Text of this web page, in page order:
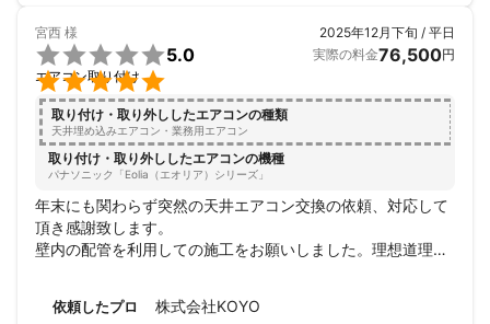
お薦めできる業者さんです！
宮西 様


5.0
エアコン取り付け
2025年12月下旬 / 平日
実際の料金76,500円
取り付け・取り外ししたエアコンの種類
天井埋め込みエアコン・業務用エアコン
取り付け・取り外ししたエアコンの機種
パナソニック「Eolia（エオリア）シリーズ」
年末にも関わらず突然の天井エアコン交換の依頼、対応して
頂き感謝致します。
壁内の配管を利用しての施工をお願いしました。理想道理の
依頼したプロ 株式会社KOYO